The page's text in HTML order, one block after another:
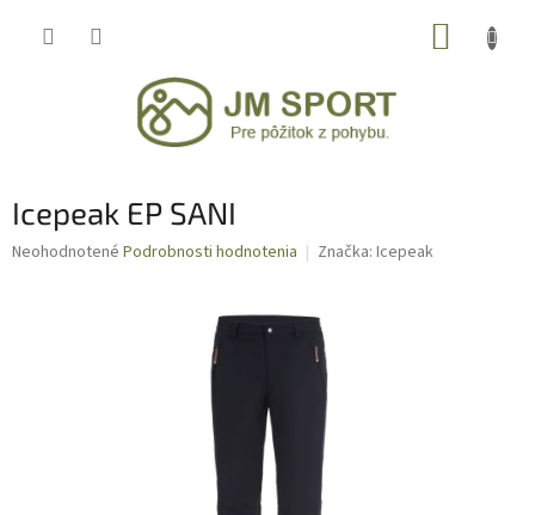
Icepeak EP SANI
Priemerné
Neohodnotené Podrobnosti hodnotenia Značka: Icepeak